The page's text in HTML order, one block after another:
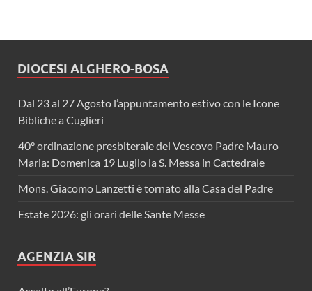
DIOCESI ALGHERO-BOSA
Dal 23 al 27 Agosto l’appuntamento estivo con le Icone
Bibliche a Cuglieri
40° ordinazione presbiterale del Vescovo Padre Mauro
Maria: Domenica 19 Luglio la S. Messa in Cattedrale
Mons. Giacomo Lanzetti è tornato alla Casa del Padre
Estate 2026: gli orari delle Sante Messe
AGENZIA SIR